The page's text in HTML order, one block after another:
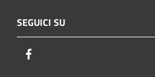
SEGUICI SU